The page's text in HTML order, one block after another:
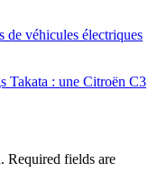
de véhicules électriques
Takata : une Citroën C3
Required fields are